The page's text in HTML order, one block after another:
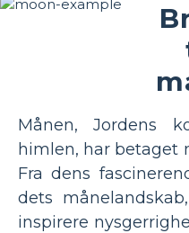
Månen, Jordens
himlen, har betaget
Fra dens
dets
inspirere